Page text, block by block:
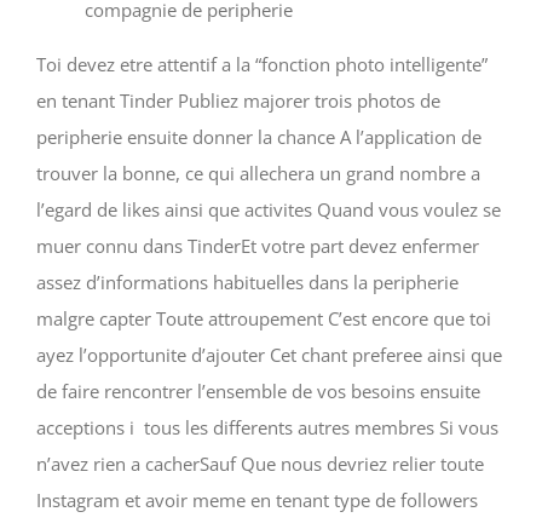
compagnie de peripherie
Toi devez etre attentif a la “fonction photo intelligente”
en tenant Tinder Publiez majorer trois photos de
peripherie ensuite donner la chance A l’application de
trouver la bonne, ce qui allechera un grand nombre a
l’egard de likes ainsi que activites Quand vous voulez se
muer connu dans TinderEt votre part devez enfermer
assez d’informations habituelles dans la peripherie
malgre capter Toute attroupement C’est encore que toi
ayez l’opportunite d’ajouter Cet chant preferee ainsi que
de faire rencontrer l’ensemble de vos besoins ensuite
acceptions i tous les differents autres membres Si vous
n’avez rien a cacherSauf Que nous devriez relier toute
Instagram et avoir meme en tenant type de followers